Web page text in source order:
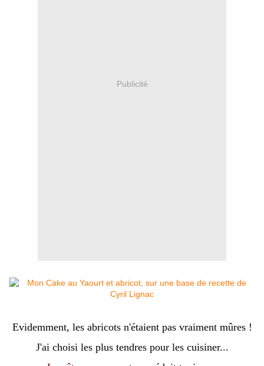
Publicité
Evidemment, les abricots n'étaient pas vraiment mûres !
J'ai choisi les plus tendres pour les cuisiner...